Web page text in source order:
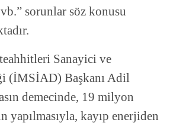
sorunlar söz konusu
Sanayici ve
(İMSİAD) Başkanı Adil
demecinde, 19 milyon
yapılmasıyla, kayıp enerjiden